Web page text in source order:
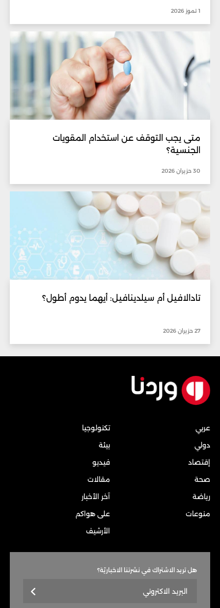
1 تموز 2026
متى يجب التوقف عن استخدام المقويات
الجنسية؟
30 حزيران 2026
تادالافيل أم سيلدينافيل: أيهما يدوم أطول؟
27 حزيران 2026
عربي
دولي
إقتصاد
صحة
رياضة
منوعات
تكنولوجيا
بيئة
فيديو
مقالات
آخر الأخبار
على هواكم
الأرشيف
هل تريد الاشتراك في نشرتنا الاخباريّة؟